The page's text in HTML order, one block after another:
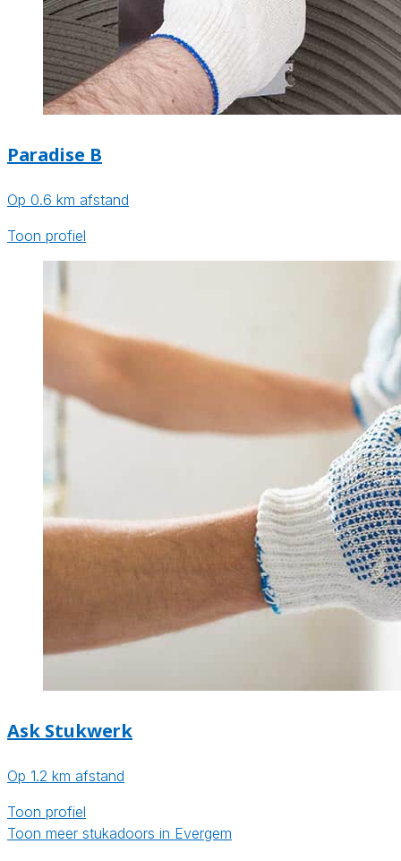
Paradise B
Op 0.6 km afstand
Toon profiel
Ask Stukwerk
Op 1.2 km afstand
Toon profiel
Toon meer stukadoors in Evergem